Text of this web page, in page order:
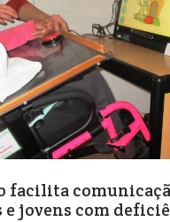
facilita
e jovens com